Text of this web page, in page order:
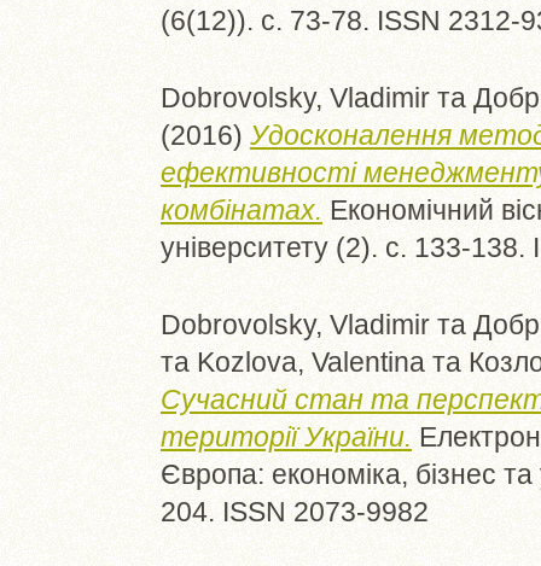
(6(12)). с. 73-78. ISSN 2312-
Dobrovolsky, Vladimir та
(2016) Удосконалення
ефективності менеджменту
комбінатах. Економічний
університету (2). с. 133-
Dobrovolsky, Vladimir та
та Kozlova, Valentina та
Сучасний стан та
території України.
Європа: економіка, бізнес
204. ISSN 2073-9982